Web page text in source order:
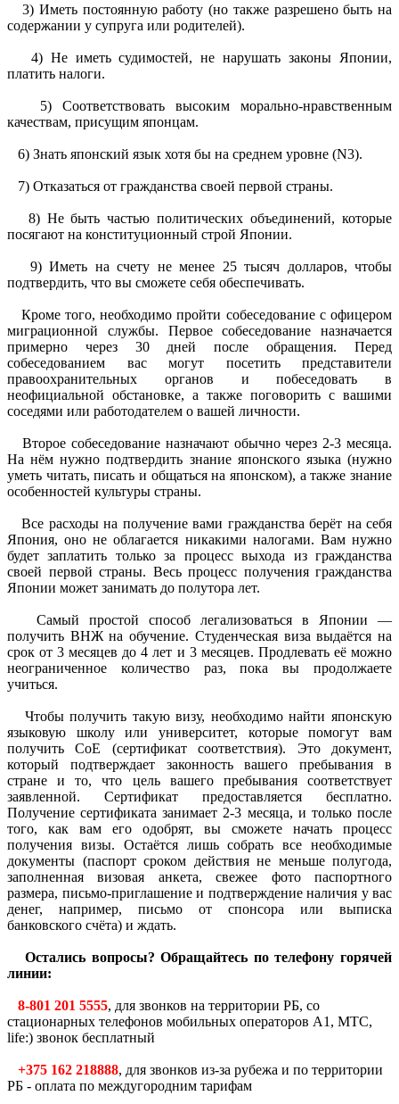
3) Иметь постоянную работу (но также разрешено быть на
содержании у супруга или родителей).
4) Не иметь судимостей, не нарушать законы Японии,
платить налоги.
5) Соответствовать высоким морально-нравственным
качествам, присущим японцам.
6) Знать японский язык хотя бы на среднем уровне (N3).
7) Отказаться от гражданства своей первой страны.
8) Не быть частью политических объединений, которые
посягают на конституционный строй Японии.
9) Иметь на счету не менее 25 тысяч долларов, чтобы
подтвердить, что вы сможете себя обеспечивать.
Кроме того, необходимо пройти собеседование с офицером
миграционной службы. Первое собеседование назначается
примерно через 30 дней после обращения. Перед
собеседованием вас могут посетить представители
правоохранительных органов и побеседовать в
неофициальной обстановке, а также поговорить с вашими
соседями или работодателем о вашей личности.
Второе собеседование назначают обычно через 2-3 месяца.
На нём нужно подтвердить знание японского языка (нужно
уметь читать, писать и общаться на японском), а также знание
особенностей культуры страны.
Все расходы на получение вами гражданства берёт на себя
Япония, оно не облагается никакими налогами. Вам нужно
будет заплатить только за процесс выхода из гражданства
своей первой страны. Весь процесс получения гражданства
Японии может занимать до полутора лет.
Самый простой способ легализоваться в Японии —
получить ВНЖ на обучение. Студенческая виза выдаётся на
срок от 3 месяцев до 4 лет и 3 месяцев. Продлевать её можно
неограниченное количество раз, пока вы продолжаете
учиться.
Чтобы получить такую визу, необходимо найти японскую
языковую школу или университет, которые помогут вам
получить СоЕ (сертификат соответствия). Это документ,
который подтверждает законность вашего пребывания в
стране и то, что цель вашего пребывания соответствует
заявленной. Сертификат предоставляется бесплатно.
Получение сертификата занимает 2-3 месяца, и только после
того, как вам его одобрят, вы сможете начать процесс
получения визы. Остаётся лишь собрать все необходимые
документы (паспорт сроком действия не меньше полугода,
заполненная визовая анкета, свежее фото паспортного
размера, письмо-приглашение и подтверждение наличия у вас
денег, например, письмо от спонсора или выписка
банковского счёта) и ждать.
Остались вопросы? Обращайтесь по телефону горячей
линии:
8-801 201 5555, для звонков на территории РБ, со
стационарных телефонов мобильных операторов A1, MTC,
life:) звонок бесплатный
+375 162 218888, для звонков из-за рубежа и по территории
РБ - оплата по междугородним тарифам